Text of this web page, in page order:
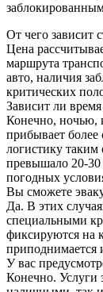
От чего зависит
Цена
маршрута
авто, наличия
критических
Зависит ли
Конечно, ночью,
прибывает
логистику таким
превышало 20-
погодных
Вы сможете
Да. В этих
специальными
фиксируются на
приподнимается
У вас
Конечно. Услуги